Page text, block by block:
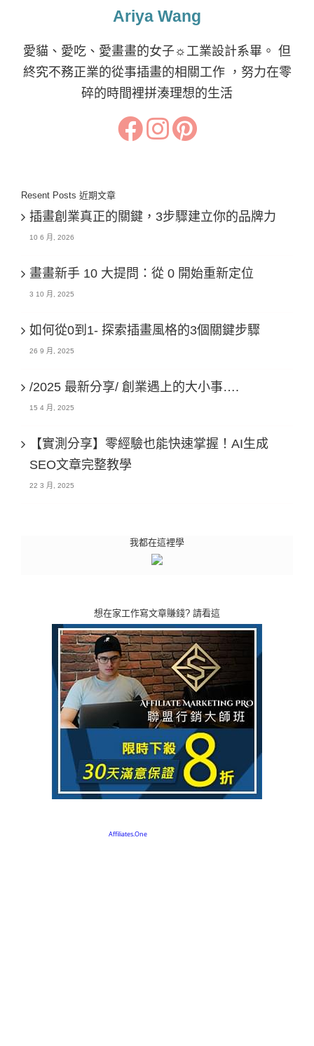
Ariya Wang
愛貓、愛吃、愛畫畫的女子☼工業設計系畢。 但
終究不務正業的從事插畫的相關工作 ，努力在零
碎的時間裡拼湊理想的生活
Resent Posts 近期文章
插畫創業真正的關鍵，3步驟建立你的品牌力
10 6 月, 2026
畫畫新手 10 大提問：從 0 開始重新定位
3 10 月, 2025
如何從0到1- 探索插畫風格的3個關鍵步驟
26 9 月, 2025
/2025 最新分享/ 創業遇上的大小事….
15 4 月, 2025
【實測分享】零經驗也能快速掌握！AI生成
SEO文章完整教學
22 3 月, 2025
我都在這裡學
想在家工作寫文章賺錢? 請看這